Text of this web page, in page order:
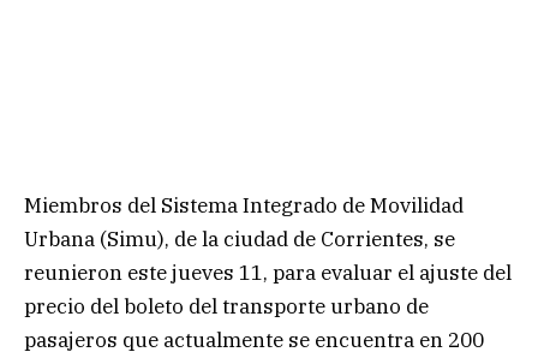
Miembros del Sistema Integrado de Movilidad
Urbana (Simu), de la ciudad de Corrientes, se
reunieron este jueves 11, para evaluar el ajuste del
precio del boleto del transporte urbano de
pasajeros que actualmente se encuentra en 200